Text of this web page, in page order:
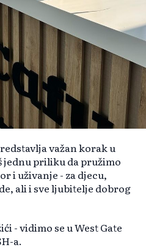
važan korak u
jednu priliku da pružimo
i uživanje - za djecu,
ali i sve ljubitelje dobrog
- vidimo se u West Gate
a.